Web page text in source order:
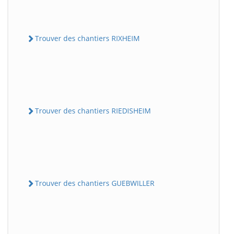
Trouver des chantiers RIXHEIM
Trouver des chantiers RIEDISHEIM
Trouver des chantiers GUEBWILLER